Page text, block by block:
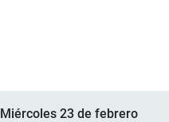
Miércoles 23 de febrero